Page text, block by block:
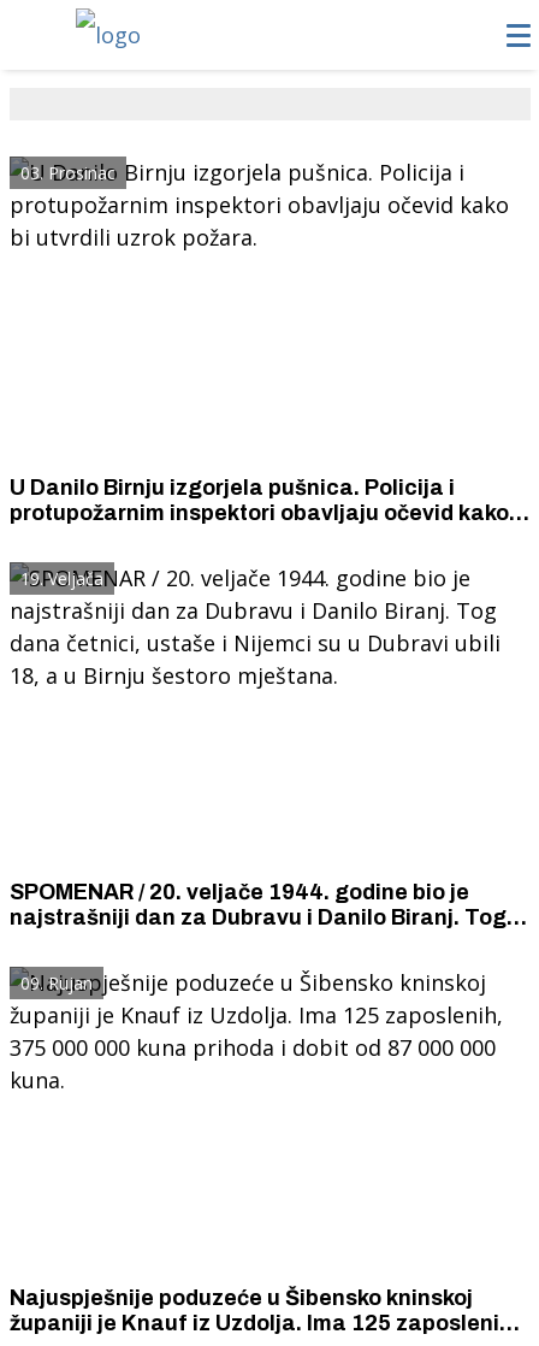
03. Prosinac
U Danilo Birnju izgorjela pušnica. Policija i
protupožarnim inspektori obavljaju očevid kako
19. Veljača
SPOMENAR / 20. veljače 1944. godine bio je
najstrašniji dan za Dubravu i Danilo Biranj. Tog
18, a u Birnju šestoro mještana.
09. Rujan
Najuspješnije poduzeće u Šibensko kninskoj
županiji je Knauf iz Uzdolja. Ima 125 zaposlenih,